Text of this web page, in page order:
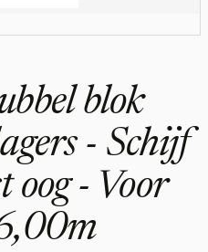
blok
- Schijf
oog - Voor